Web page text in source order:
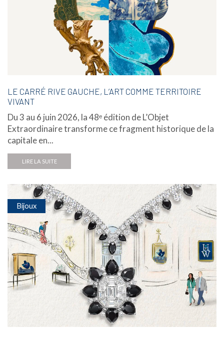
LE CARRÉ RIVE GAUCHE, L’ART COMME TERRITOIRE
VIVANT
Du 3 au 6 juin 2026, la 48ᵉ édition de L’Objet
Extraordinaire transforme ce fragment historique de la
capitale en...
LIRE LA SUITE
Bijoux